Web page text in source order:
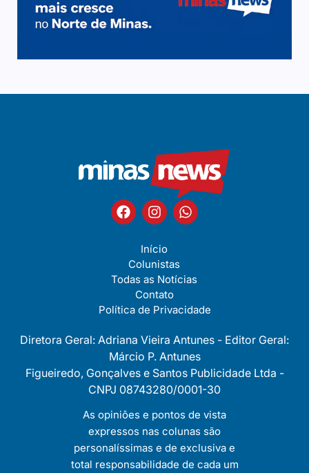
Início
Colunistas
Todas as Notícias
Contato
Política de Privacidade
Diretora Geral: Adriana Vieira Antunes - Editor Geral:
Márcio P. Antunes
Figueiredo, Gonçalves e Santos Publicidade Ltda -
CNPJ 08743280/0001-30
As opiniôes e pontos de vista
expressos nas colunas são
personalíssimas e de exclusiva e
total responsabilidade de cada um